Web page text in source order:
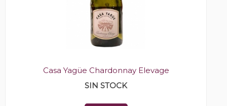
Casa Yagüe Chardonnay Elevage
SIN STOCK